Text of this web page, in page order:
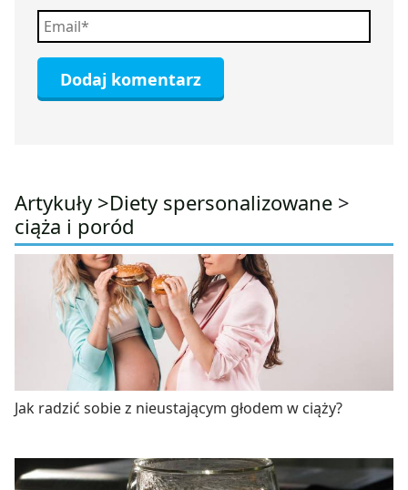
Artykuły >Diety spersonalizowane >
ciąża i poród
Jak radzić sobie z nieustającym głodem w ciąży?